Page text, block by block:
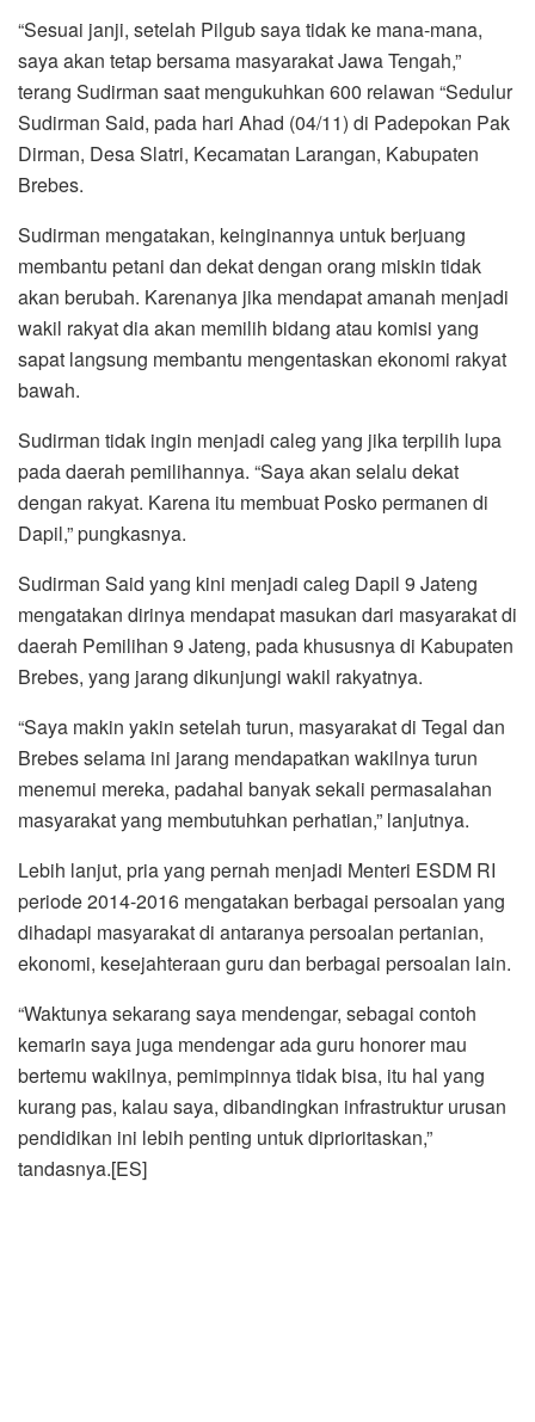
“Sesuai janji, setelah Pilgub saya tidak ke mana-mana,
saya akan tetap bersama masyarakat Jawa Tengah,”
terang Sudirman saat mengukuhkan 600 relawan “Sedulur
Sudirman Said, pada hari Ahad (04/11) di Padepokan Pak
Dirman, Desa Slatri, Kecamatan Larangan, Kabupaten
Brebes.
Sudirman mengatakan, keinginannya untuk berjuang
membantu petani dan dekat dengan orang miskin tidak
akan berubah. Karenanya jika mendapat amanah menjadi
wakil rakyat dia akan memilih bidang atau komisi yang
sapat langsung membantu mengentaskan ekonomi rakyat
bawah.
Sudirman tidak ingin menjadi caleg yang jika terpilih lupa
pada daerah pemilihannya. “Saya akan selalu dekat
dengan rakyat. Karena itu membuat Posko permanen di
Dapil,” pungkasnya.
Sudirman Said yang kini menjadi caleg Dapil 9 Jateng
mengatakan dirinya mendapat masukan dari masyarakat di
daerah Pemilihan 9 Jateng, pada khususnya di Kabupaten
Brebes, yang jarang dikunjungi wakil rakyatnya.
“Saya makin yakin setelah turun, masyarakat di Tegal dan
Brebes selama ini jarang mendapatkan wakilnya turun
menemui mereka, padahal banyak sekali permasalahan
masyarakat yang membutuhkan perhatian,” lanjutnya.
Lebih lanjut, pria yang pernah menjadi Menteri ESDM RI
periode 2014-2016 mengatakan berbagai persoalan yang
dihadapi masyarakat di antaranya persoalan pertanian,
ekonomi, kesejahteraan guru dan berbagai persoalan lain.
“Waktunya sekarang saya mendengar, sebagai contoh
kemarin saya juga mendengar ada guru honorer mau
bertemu wakilnya, pemimpinnya tidak bisa, itu hal yang
kurang pas, kalau saya, dibandingkan infrastruktur urusan
pendidikan ini lebih penting untuk diprioritaskan,”
tandasnya.[ES]